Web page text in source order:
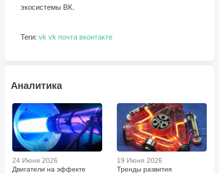
экосистемы ВК.
Теги: vk vk почта вконтакте
Аналитика
24 Июня 2026
Двигатели на эффекте
19 Июня 2026
Тренды развития